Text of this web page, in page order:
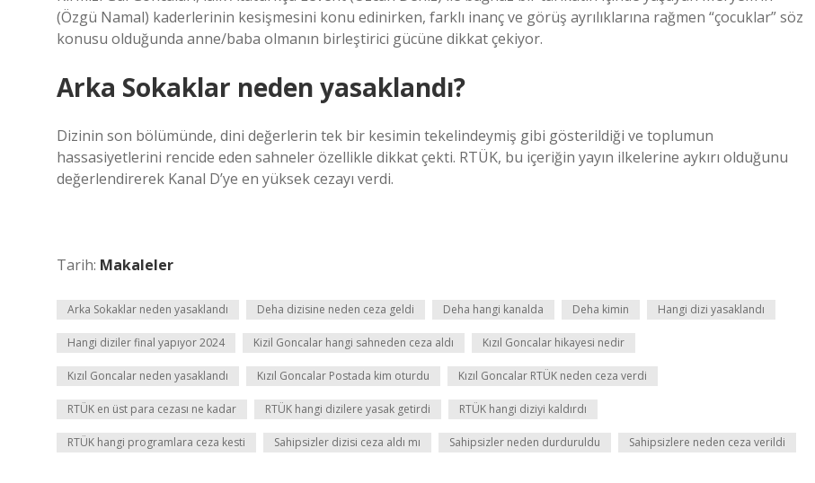
(Özgü Namal) kaderlerinin kesişmesini konu edinirken, farklı inanç ve görüş ayrılıklarına rağmen “çocuklar” söz
konusu olduğunda anne/baba olmanın birleştirici gücüne dikkat çekiyor.
Arka Sokaklar neden yasaklandı?
Dizinin son bölümünde, dini değerlerin tek bir kesimin tekelindeymiş gibi gösterildiği ve toplumun
hassasiyetlerini rencide eden sahneler özellikle dikkat çekti. RTÜK, bu içeriğin yayın ilkelerine aykırı olduğunu
değerlendirerek Kanal D’ye en yüksek cezayı verdi.
Tarih: Makaleler
Arka Sokaklar neden yasaklandı Deha dizisine neden ceza geldi Deha hangi kanalda Deha kimin Hangi dizi yasaklandı
Hangi diziler final yapıyor 2024 Kizil Goncalar hangi sahneden ceza aldı Kızıl Goncalar hikayesi nedir
Kızıl Goncalar neden yasaklandı Kızıl Goncalar Postada kim oturdu Kızıl Goncalar RTÜK neden ceza verdi
RTÜK en üst para cezası ne kadar RTÜK hangi dizilere yasak getirdi RTÜK hangi diziyi kaldırdı
RTÜK hangi programlara ceza kesti Sahipsizler dizisi ceza aldı mı Sahipsizler neden durduruldu Sahipsizlere neden ceza verildi